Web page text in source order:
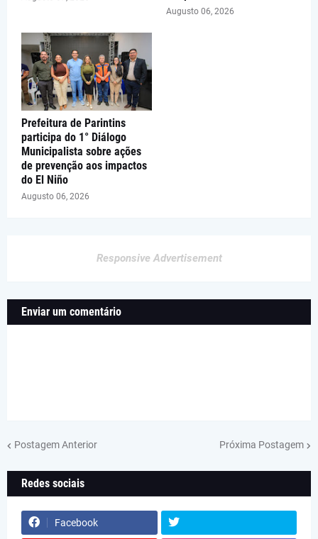
Augusto 06, 2026
Prefeitura de Parintins
participa do 1° Diálogo
Municipalista sobre ações
de prevenção aos impactos
do El Niño
Augusto 06, 2026
Responsive Advertisement
Enviar um comentário
Postagem Anterior Próxima Postagem
Redes sociais
Facebook